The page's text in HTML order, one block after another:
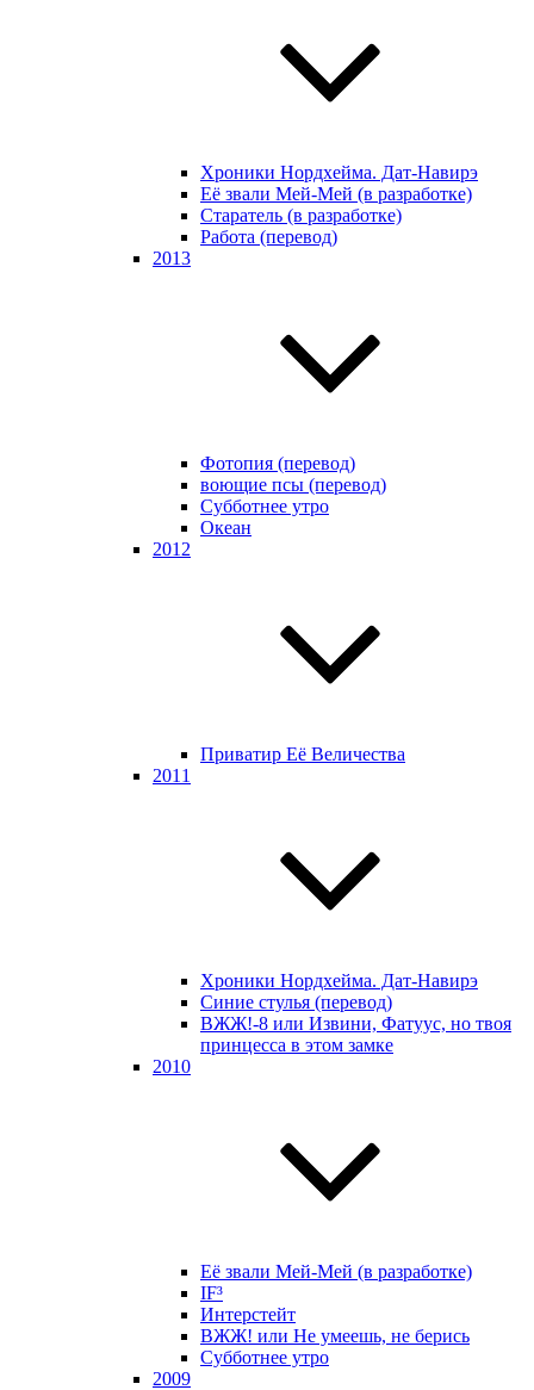
Хроники Нордхейма. Дат-Навирэ
Её звали Мей-Мей (в разработке)
Старатель (в разработке)
Работа (перевод)
2013
Фотопия (перевод)
воющие псы (перевод)
Субботнее утро
Океан
2012
Приватир Её Величества
2011
Хроники Нордхейма. Дат-Навирэ
Синие стулья (перевод)
ВЖЖ!-8 или Извини, Фатуус, но твоя
принцесса в этом замке
2010
Её звали Мей-Мей (в разработке)
IF³
Интерстейт
ВЖЖ! или Не умеешь, не берись
Субботнее утро
2009